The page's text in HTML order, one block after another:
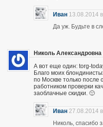
Иван 13.08.2014
Да уж. Будьте в
Николь Александровна
А вот еще один: torg-
Благо моих
по Москве только после
работником проверки
заоблачные скидки. 🙂
Иван 27.08.2014
Николь, спасибо